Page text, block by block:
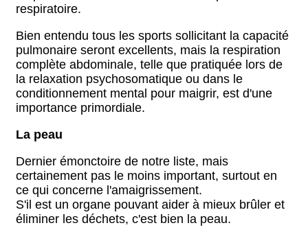
respiratoire.
Bien entendu tous les sports sollicitant la capacité
pulmonaire seront excellents, mais la respiration
complète abdominale, telle que pratiquée lors de
la relaxation psychosomatique ou dans le
conditionnement mental pour maigrir, est d'une
importance primordiale.
La peau
Dernier émonctoire de notre liste, mais
certainement pas le moins important, surtout en
ce qui concerne l'amaigrissement.
S'il est un organe pouvant aider à mieux brûler et
éliminer les déchets, c'est bien la peau.